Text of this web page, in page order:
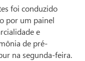
foi conduzido
por um painel
e
de pré-
na segunda-feira.